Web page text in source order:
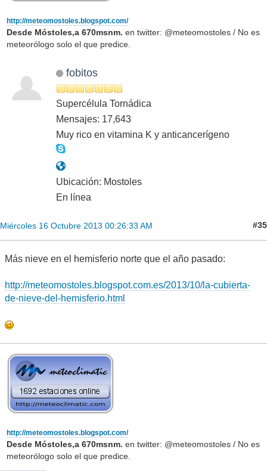
http://meteomostoles.blogspot.com/
Desde Móstoles,a 670msnm. en twitter: @meteomostoles / No es
meteorólogo solo el que predice.
fobitos
Supercélula Tornádica
Mensajes: 17,643
Muy rico en vitamina K y anticancerígeno
Ubicación: Mostoles
En línea
Miércoles 16 Octubre 2013 00:26:33 AM #35
Más nieve en el hemisferio norte que el año pasado:
http://meteomostoles.blogspot.com.es/2013/10/la-cubierta-
de-nieve-del-hemisferio.html
http://meteomostoles.blogspot.com/
Desde Móstoles,a 670msnm. en twitter: @meteomostoles / No es
meteorólogo solo el que predice.